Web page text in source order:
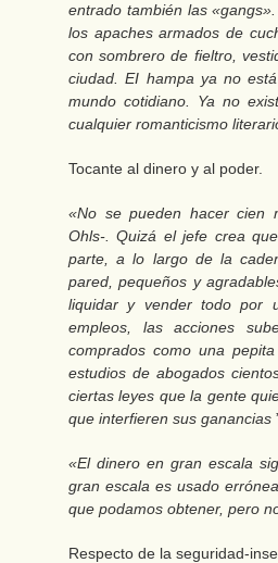
entrado también las
los apaches armados de
con sombrero de fieltro,
ciudad. EI hampa ya no
mundo cotidiano. Ya no
cualquier romanticismo
Tocante al dinero y al poder.
«No se pueden hacer cien
Ohls-. Quizá el jefe crea
parte, a lo largo de la
pared, pequeños y
liquidar y vender todo por
empleos, las acciones
comprados como una
estudios de abogados
ciertas leyes que la gente
que interfieren sus ganancias
«El dinero en gran escala
gran escala es usado
que podamos obtener, pero
Respecto de la seguridad-